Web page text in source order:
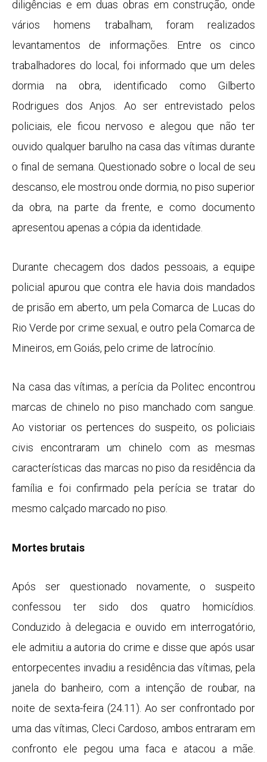
diligências e em duas obras em construção, onde
vários homens trabalham, foram realizados
levantamentos de informações. Entre os cinco
trabalhadores do local, foi informado que um deles
dormia na obra, identificado como Gilberto
Rodrigues dos Anjos. Ao ser entrevistado pelos
policiais, ele ficou nervoso e alegou que não ter
ouvido qualquer barulho na casa das vítimas durante
o final de semana. Questionado sobre o local de seu
descanso, ele mostrou onde dormia, no piso superior
da obra, na parte da frente, e como documento
apresentou apenas a cópia da identidade.
Durante checagem dos dados pessoais, a equipe
policial apurou que contra ele havia dois mandados
de prisão em aberto, um pela Comarca de Lucas do
Rio Verde por crime sexual, e outro pela Comarca de
Mineiros, em Goiás, pelo crime de latrocínio.
Na casa das vítimas, a perícia da Politec encontrou
marcas de chinelo no piso manchado com sangue.
Ao vistoriar os pertences do suspeito, os policiais
civis encontraram um chinelo com as mesmas
características das marcas no piso da residência da
família e foi confirmado pela perícia se tratar do
mesmo calçado marcado no piso.
Mortes brutais
Após ser questionado novamente, o suspeito
confessou ter sido dos quatro homicídios.
Conduzido à delegacia e ouvido em interrogatório,
ele admitiu a autoria do crime e disse que após usar
entorpecentes invadiu a residência das vítimas, pela
janela do banheiro, com a intenção de roubar, na
noite de sexta-feira (24.11). Ao ser confrontado por
uma das vítimas, Cleci Cardoso, ambos entraram em
confronto ele pegou uma faca e atacou a mãe.